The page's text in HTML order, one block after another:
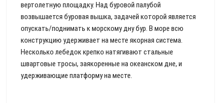
вертолетную площадку. Над буровой палубой
возвышается буровая вышка, задачей которой является
опускать/поднимать к морскому дну бур. В море всю
конструкцию удерживает на месте якорная система.
Несколько лебедок крепко натягивают стальные
швартовые тросы, заякоренные на океанском дне, и
удерживающие платформу на месте.